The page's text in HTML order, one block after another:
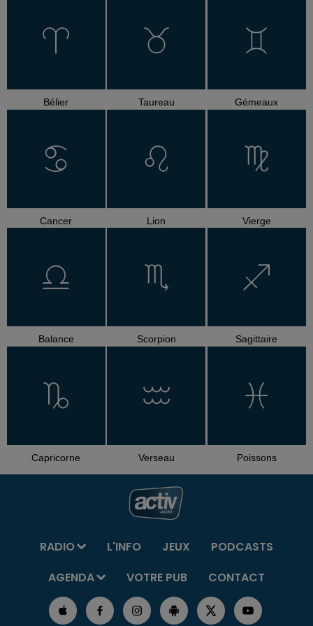
Bélier Taureau Gémeaux
Cancer Lion Vierge
Balance Scorpion Sagittaire
Capricorne Verseau Poissons
RADIO L'INFO JEUX
PODCASTS
AGENDA
VOTRE PUB CONTACT